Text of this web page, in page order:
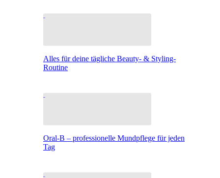
Alles für deine tägliche Beauty- & Styling-
Routine
Oral-B – professionelle Mundpflege für jeden
Tag